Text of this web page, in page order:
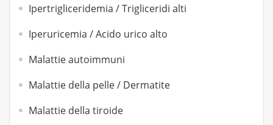
Ipertrigliceridemia / Trigliceridi alti
Iperuricemia / Acido urico alto
Malattie autoimmuni
Malattie della pelle / Dermatite
Malattie della tiroide